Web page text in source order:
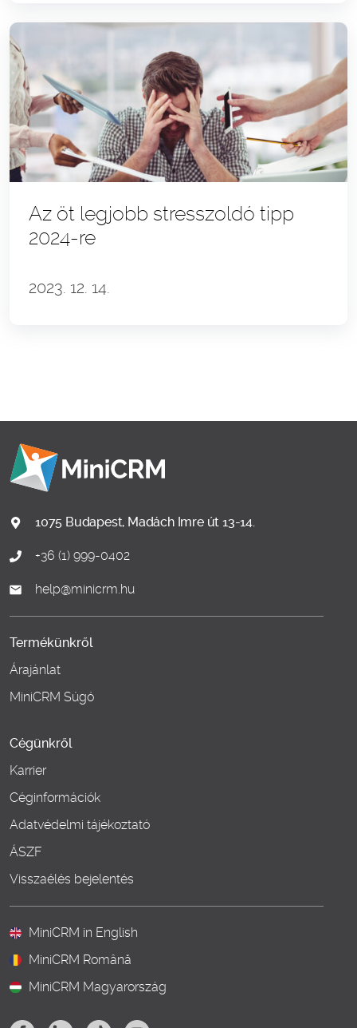
Az öt legjobb stresszoldó tipp
2024-re
2023. 12. 14.
1075 Budapest, Madách Imre út 13-14.
+36 (1) 999-0402
help@minicrm.hu
Termékünkről
Árajánlat
MiniCRM Súgó
Cégünkről
Karrier
Céginformációk
Adatvédelmi tájékoztató
ÁSZF
Visszaélés bejelentés
MiniCRM in English
MiniCRM Română
MiniCRM Magyarország